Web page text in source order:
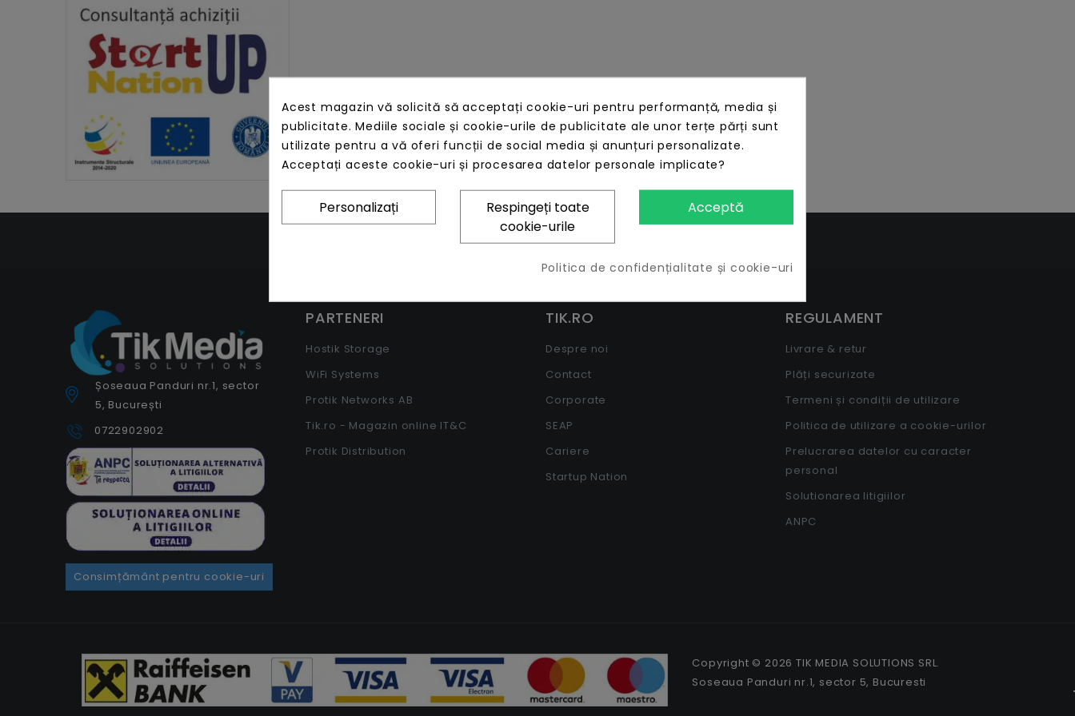
Șoseaua Panduri nr.1, sector
5, București
0722902902
Consimțământ pentru cookie-uri
PARTENERI
Hostik Storage
WiFi Systems
Protik Networks AB
Tik.ro - Magazin online IT&C
Protik Distribution
TIK.RO
Despre noi
Contact
Corporate
SEAP
Cariere
Startup Nation
REGULAMENT
Livrare & retur
Plăți securizate
Termeni și condiții de utilizare
Politica de utilizare a cookie-urilor
Prelucrarea datelor cu caracter
personal
Solutionarea litigiilor
ANPC
Copyright © 2026 TIK MEDIA SOLUTIONS SRL.
Soseaua Panduri nr.1, sector 5, Bucuresti
Acest magazin vă solicită să acceptați cookie-uri pentru performanță, media și
publicitate. Mediile sociale și cookie-urile de publicitate ale unor terțe părți sunt
utilizate pentru a vă oferi funcții de social media și anunțuri personalizate.
Acceptați aceste cookie-uri și procesarea datelor personale implicate?
Acceptă
Respingeți toate
cookie-urile
Personalizați
Politica de confidențialitate și cookie-uri